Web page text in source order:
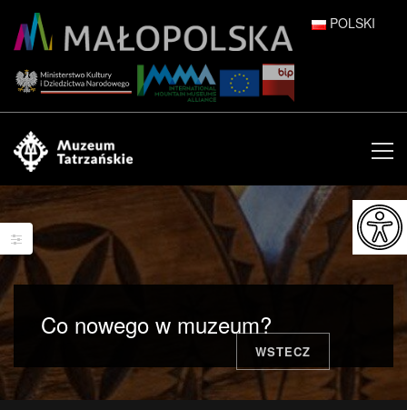
POLSKI
ENGLISH
ESPAÑOL
FRANÇAIS
ITALIANO
日本語
Co nowego w muzeum?
WSTECZ